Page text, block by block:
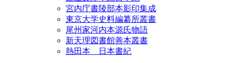
宮内庁書陵部本影印集成
東京大学史料編纂所叢書
尾州家河内本源氏物語
新天理図書館善本叢書
熱田本 日本書紀